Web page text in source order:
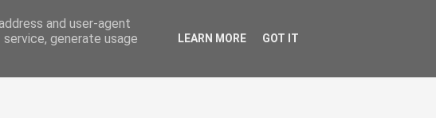
and user-agent
generate usage
LEARN MORE GOT IT